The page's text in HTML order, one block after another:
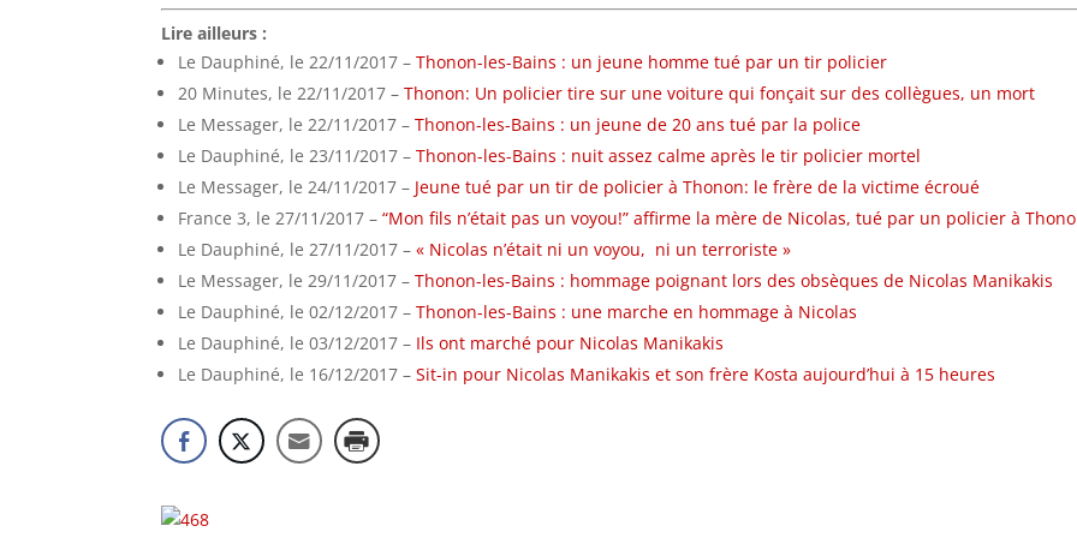
Lire ailleurs :
Le Dauphiné, le 22/11/2017 –Thonon-les-Bains : un jeune homme tué par un tir policier
20 Minutes, le 22/11/2017 –Thonon: Un policier tire sur une voiture qui fonçait sur des collègues, un mort
Le Messager, le 22/11/2017 –Thonon-les-Bains : un jeune de 20 ans tué par la police
Le Dauphiné, le 23/11/2017 –Thonon-les-Bains : nuit assez calme après le tir policier mortel
Le Messager, le 24/11/2017 – Jeune tué par un tir de policier à Thonon: le frère de la victime écroué
France 3, le 27/11/2017 –“Mon fils n’était pas un voyou!” affirme la mère de Nicolas, tué par un policier à
Le Dauphiné, le 27/11/2017 – « Nicolas n’était ni un voyou, ni un terroriste »
Le Messager, le 29/11/2017 –Thonon-les-Bains : hommage poignant lors des obsèques de Nicolas Manikakis
Le Dauphiné, le 02/12/2017 –Thonon-les-Bains : une marche en hommage à Nicolas
Le Dauphiné, le 03/12/2017 – Ils ont marché pour Nicolas Manikakis
Le Dauphiné, le 16/12/2017 –Sit-in pour Nicolas Manikakis et son frère Kosta aujourd’hui à 15 heures